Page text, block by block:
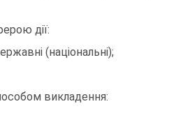
дії:
(національні);
викладення: